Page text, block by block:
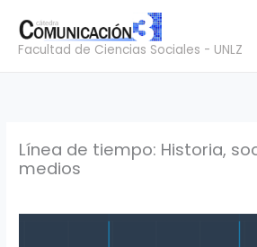
contenido
Facultad de Ciencias Sociales - UNLZ
Línea de tiempo: Historia,
medios